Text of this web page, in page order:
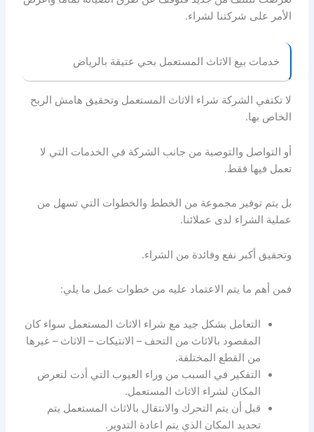
الأمر على شركتنا لشراء.
خدمات بيع الاثاث المستعمل بحي عتيقة بالرياض
لا تكتفي الشركة شراء الاثاث المستعمل وتحقيق هامش الربح
الخاص بها.
أو التواصل والتوصية من جانب الشركة في الخدمات التي لا
تعمل فيها فقط.
بل يتم توفير مجموعة من الخطط والخطوات التي تسهل من
عملية الشراء لدى عملائنا.
وتحقيق أكبر نفع وفائدة من الشراء.
فمن أهم ما يتم الاعتماد عليه من خطوات عمل ما يلي:
التعامل بشكل جيد مع شراء الاثاث المستعمل سواء كان
المقصود بالاثاث من التحف – الانتيكات – الاثاث – غيرها
من القطع المختلفة.
التفكير في السبب من وراء العيوب التي أدت لتعرض
المكان لشراء الاثاث المستعمل.
قبل أن يتم التحرك والانتقال بالاثاث المستعمل يتم
تحديد المكان الذي يتم اعادة التدوير.